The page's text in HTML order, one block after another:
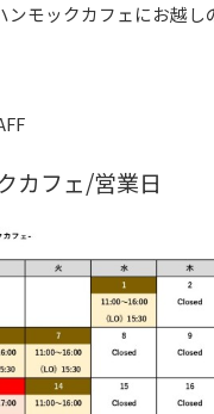
ンモックカフェにお越し
カフェ/営業日